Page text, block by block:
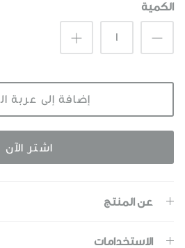
الكمية
إضافة إلى عربة
اشتر الآن
عن المنتج
الاستخدامات